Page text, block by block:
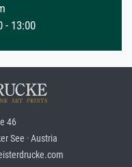
- 13:00
46
See · Austria